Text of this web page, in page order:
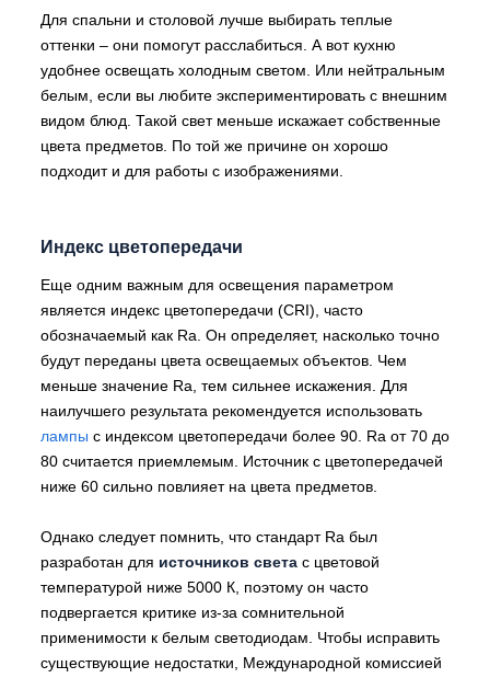
Для спальни и столовой лучше выбирать теплые
оттенки – они помогут расслабиться. А вот кухню
удобнее освещать холодным светом. Или нейтральным
белым, если вы любите экспериментировать с внешним
видом блюд. Такой свет меньше искажает собственные
цвета предметов. По той же причине он хорошо
подходит и для работы с изображениями.
Индекс цветопередачи
Еще одним важным для освещения параметром
является индекс цветопередачи (CRI), часто
обозначаемый как Ra. Он определяет, насколько точно
будут переданы цвета освещаемых объектов. Чем
меньше значение Ra, тем сильнее искажения. Для
наилучшего результата рекомендуется использовать
лампы с индексом цветопередачи более 90. Ra от 70 до
80 считается приемлемым. Источник с цветопередачей
ниже 60 сильно повлияет на цвета предметов.
Однако следует помнить, что стандарт Ra был
разработан для источников света с цветовой
температурой ниже 5000 К, поэтому он часто
подвергается критике из-за сомнительной
применимости к белым светодиодам. Чтобы исправить
существующие недостатки, Международной комиссией